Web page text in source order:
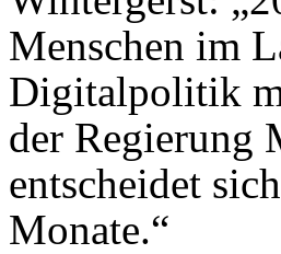
Menschen im
Digitalpolitik
der Regierung
entscheidet
Monate.“